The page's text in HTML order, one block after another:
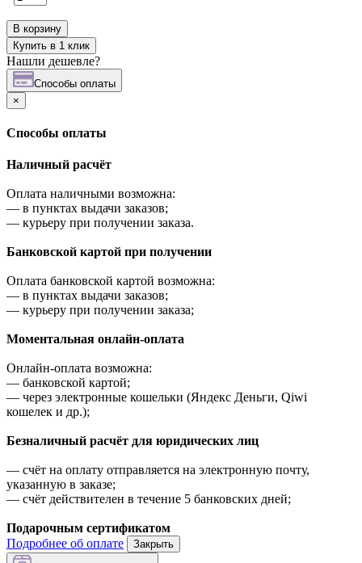
В корзину
Купить в 1 клик
Нашли дешевле?
Cпособы оплаты
×
Cпособы оплаты
Наличный расчёт
Оплата наличными возможна:
— в пунктах выдачи заказов;
— курьеру при получении заказа.
Банковской картой при получении
Оплата банковской картой возможна:
— в пунктах выдачи заказов;
— курьеру при получении заказа;
Моментальная онлайн-оплата
Онлайн-оплата возможна:
— банковской картой;
— через электронные кошельки (Яндекс Деньги, Qiwi
кошелек и др.);
Безналичный расчёт для юридических лиц
— счёт на оплату отправляется на электронную почту,
указанную в заказе;
— счёт действителен в течение 5 банковских дней;
Подарочным сертификатом
Подробнее об оплате
Закрыть